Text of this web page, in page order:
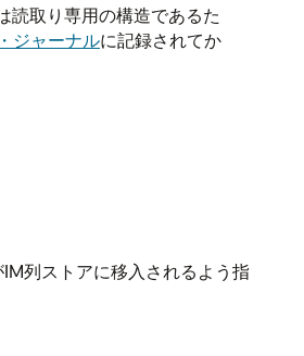
読取り専用の構造であるた
ジャーナルに記録されてか
列ストアに移入されるよう指